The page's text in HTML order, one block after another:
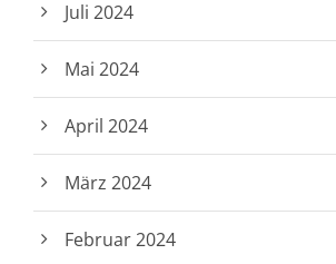
Juli 2024
Mai 2024
April 2024
März 2024
Februar 2024